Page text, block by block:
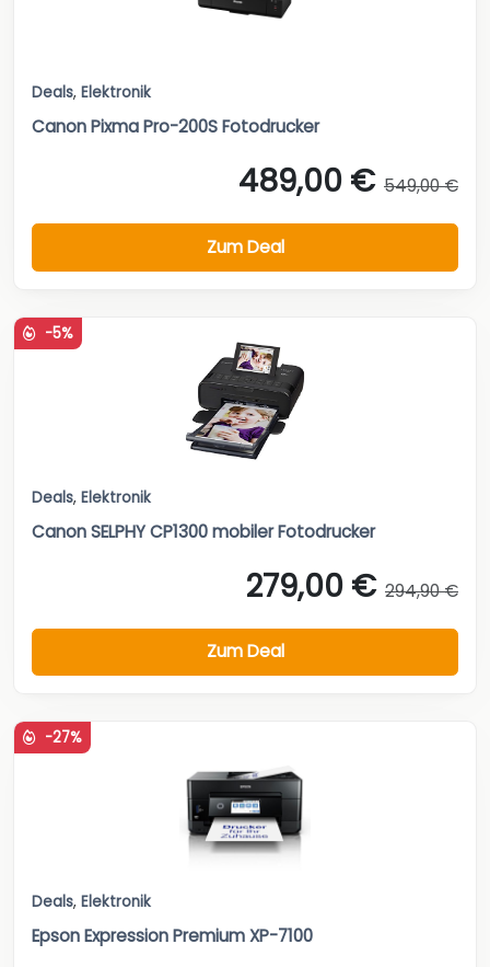
Deals, Elektronik
Canon Pixma Pro-200S Fotodrucker
489,00 € 549,00 €
Zum Deal
-5%
Deals, Elektronik
Canon SELPHY CP1300 mobiler Fotodrucker
279,00 € 294,90 €
Zum Deal
-27%
Deals, Elektronik
Epson Expression Premium XP-7100